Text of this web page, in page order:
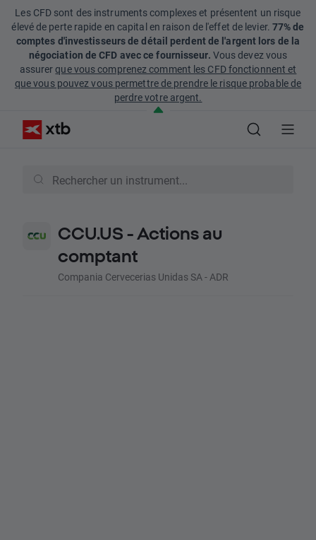
Les CFD sont des instruments complexes et présentent un risque
élevé de perte rapide en capital en raison de l'effet de levier. 77% de
comptes d'investisseurs de détail perdent de l'argent lors de la
négociation de CFD avec ce fournisseur. Vous devez vous
assurerque vous comprenez comment les CFD fonctionnent et
que vous pouvez vous permettre de prendre le risque probable de
perdre votre argent.
CCU.US - Actions au
comptant
Compania Cervecerias Unidas SA - ADR